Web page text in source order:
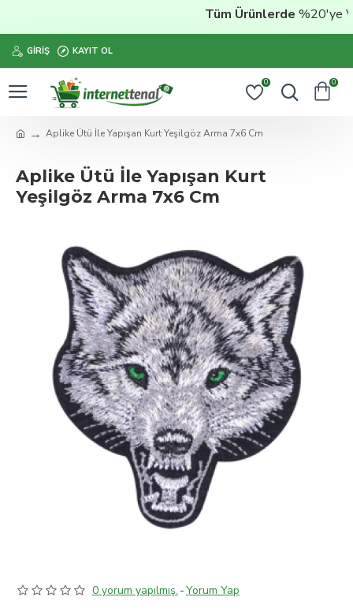
Tüm Ürünlerde%20'ye
GIRIŞ KAYIT OL
0 0
Aplike Ütü İle Yapışan Kurt Yeşilgöz Arma 7x6 Cm
Aplike Ütü İle Yapışan Kurt
Yeşilgöz Arma 7x6 Cm
0 yorum yapılmış. -Yorum Yap